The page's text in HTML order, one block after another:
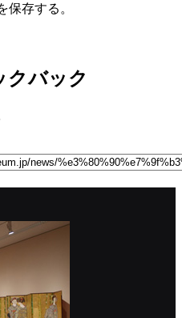
保存する。
クバック